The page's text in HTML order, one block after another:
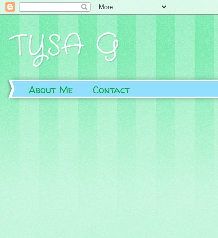
TYSA G
About Me Contact